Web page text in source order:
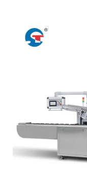
Liên Hệ Với Chúng